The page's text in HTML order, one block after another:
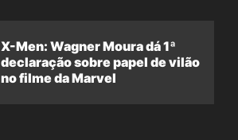
X-Men: Wagner Moura dá 1ª
declaração sobre papel de vilão
no filme da Marvel